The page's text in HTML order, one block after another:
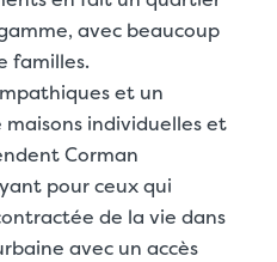
avec beaucoup
familles.
et un
individuelles et
Corman
pour ceux qui
de la vie dans
avec un accès